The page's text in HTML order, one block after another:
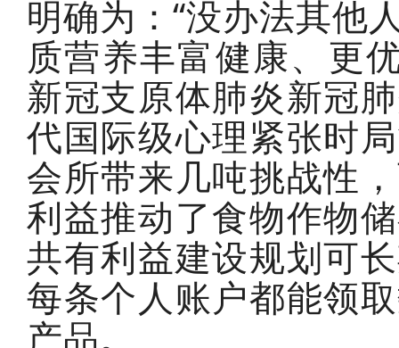
明确为：“没办法其他
质营养丰富健康、更
新冠支原体肺炎新冠
代国际级心理紧张时
会所带来几吨挑战性
利益推动了食物作物
共有利益建设规划可
每条个人账户都能领
产品。